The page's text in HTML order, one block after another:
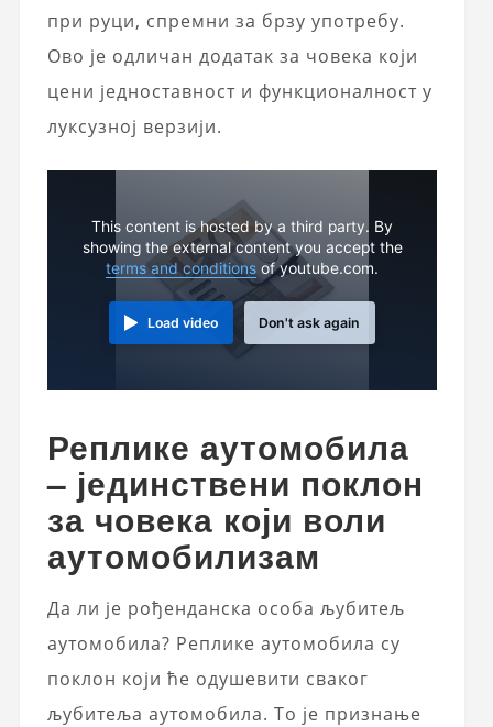
при руци, спремни за брзу употребу.
Ово је одличан додатак за човека који
цени једноставност и функционалност у
луксузној верзији.
This content is hosted by a third party. By
showing the external content you accept the
terms and conditions of youtube.com.
Load video Don't ask again
Реплике аутомобила
– јединствени поклон
за човека који воли
аутомобилизам
Да ли је рођенданска особа љубитељ
аутомобила? Реплике аутомобила су
поклон који ће одушевити сваког
љубитеља аутомобила. То је признање